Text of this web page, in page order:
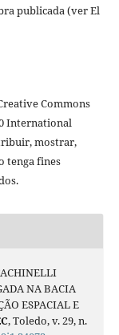
publicada (ver El
Commons
International
mostrar,
tenga fines
NA BACIA
ESPACIAL E
, Toledo, v. 29, n.